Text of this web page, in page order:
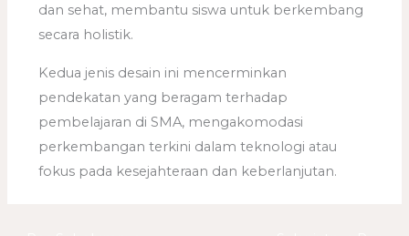
dan sehat, membantu siswa untuk berkembang
secara holistik.
Kedua jenis desain ini mencerminkan
pendekatan yang beragam terhadap
pembelajaran di SMA, mengakomodasi
perkembangan terkini dalam teknologi atau
fokus pada kesejahteraan dan keberlanjutan.